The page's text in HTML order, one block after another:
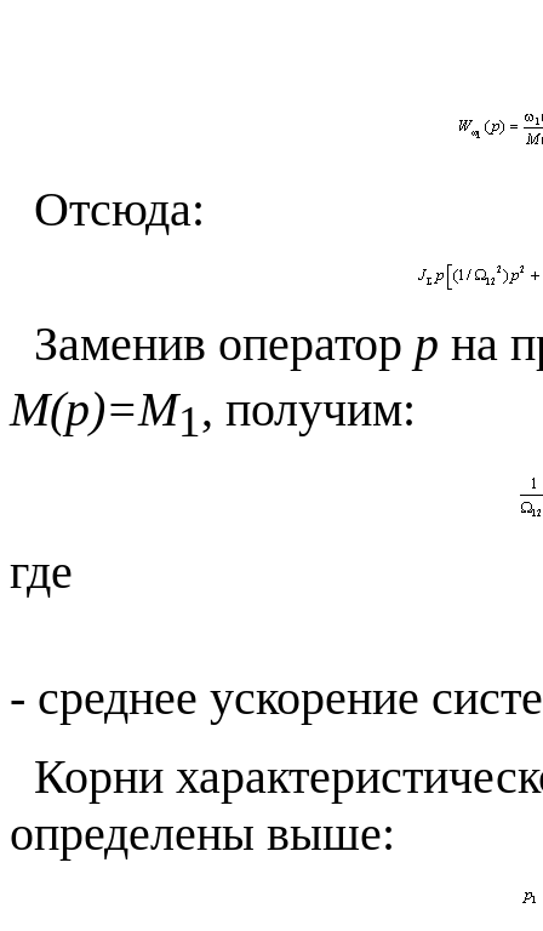
Отсюда:
Заменив оператор p на
M(p)=M1, получим:
где
- среднее ускорение
Корни
определены выше: